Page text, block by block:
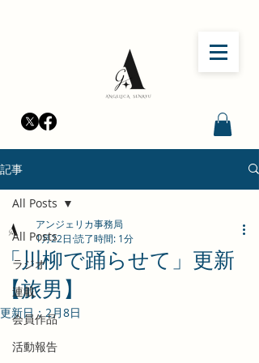
記事
All Posts
ラジオ
連載
会員作品
活動報告
All Posts
「川柳で踊らせて」更新
【旅男】
アンジェリカ事務局
1月22日 読了時間: 1分
更新日： 2月8日